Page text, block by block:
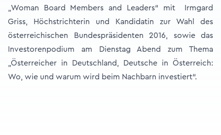
„Woman Board Members and Leaders“ mit Irmgard
Griss, Höchstrichterin und Kandidatin zur Wahl des
österreichischen Bundespräsidenten 2016, sowie das
Investorenpodium am Dienstag Abend zum Thema
„Österreicher in Deutschland, Deutsche in Österreich:
Wo, wie und warum wird beim Nachbarn investiert“.